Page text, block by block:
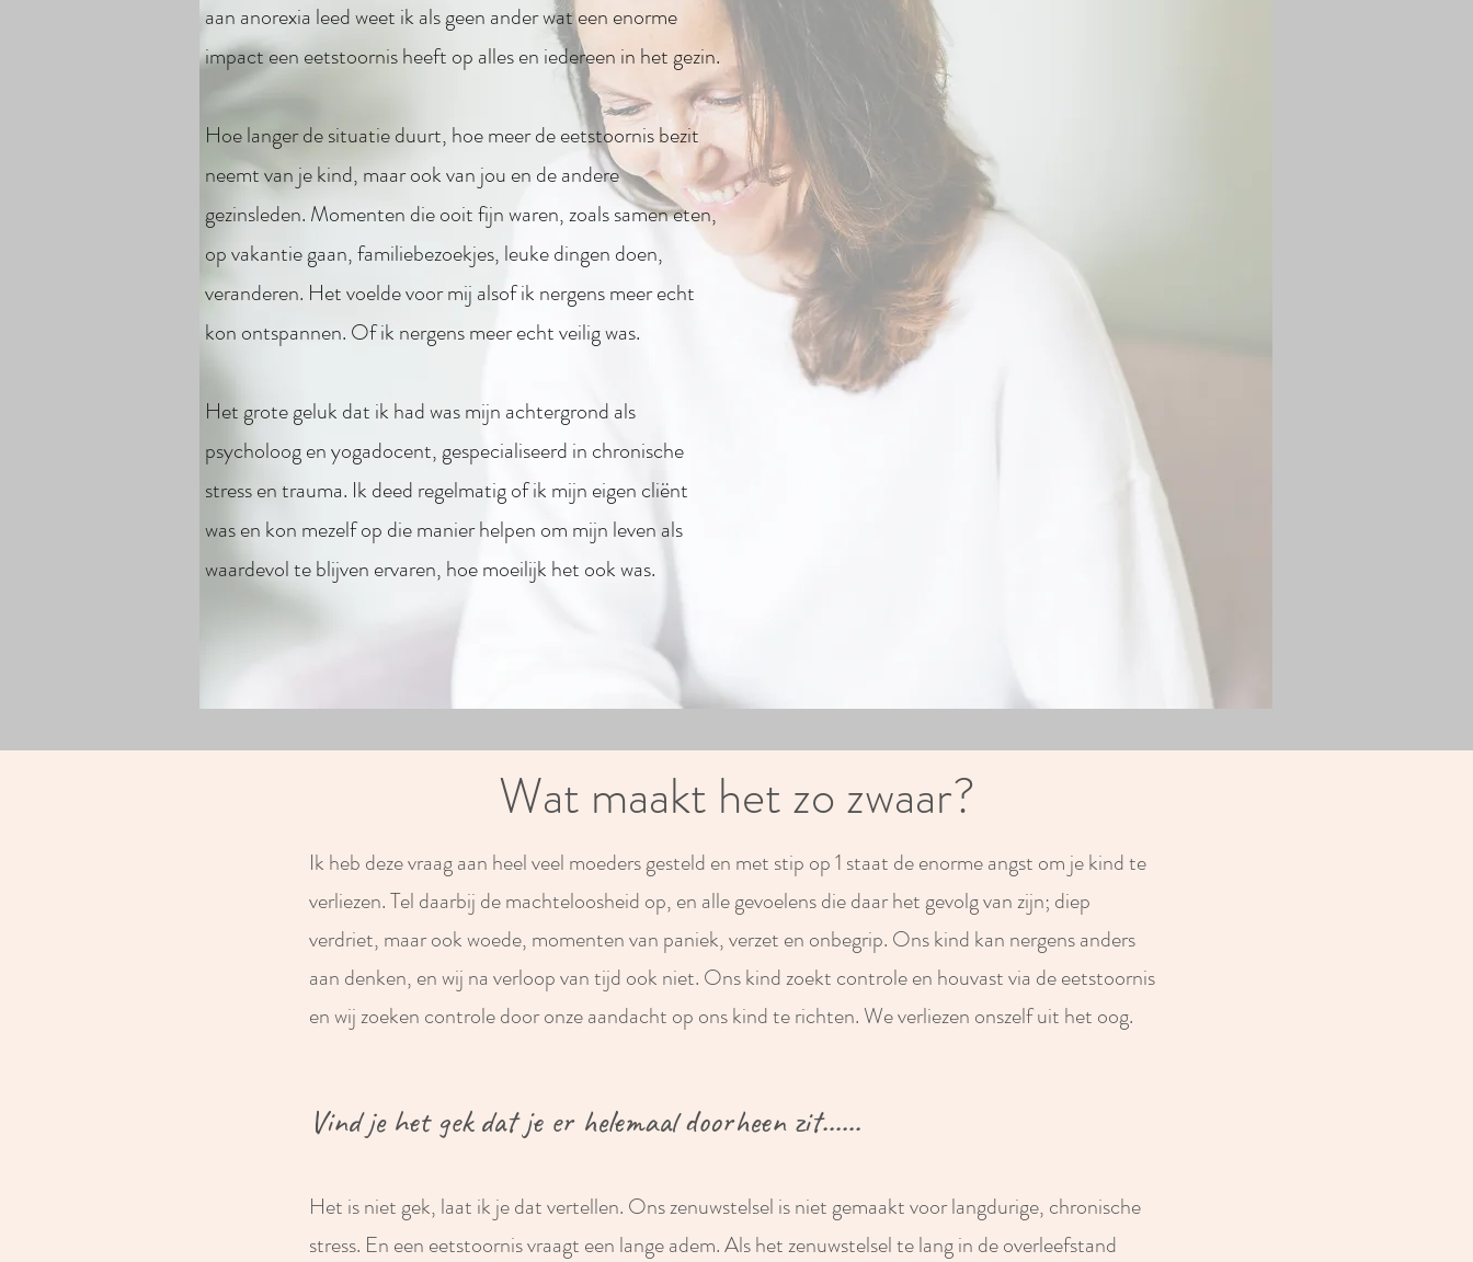
aan anorexia leed weet ik als geen ander wat een enorme
impact een eetstoornis heeft op alles en iedereen in het gezin.
Hoe langer de situatie duurt, hoe meer de eetstoornis bezit
neemt van je kind, maar ook van jou en de andere
gezinsleden. Momenten die ooit fijn waren, zoals samen eten,
op vakantie gaan, familiebezoekjes, leuke dingen doen,
veranderen. Het voelde voor mij alsof ik nergens meer echt
kon ontspannen. Of ik nergens meer echt veilig was.
Het grote geluk dat ik had was mijn achtergrond als
psycholoog en yogadocent, gespecialiseerd in chronische
stress en trauma. Ik deed regelmatig of ik mijn eigen cliënt
was en kon mezelf op die manier helpen om mijn leven als
waardevol te blijven ervaren, hoe moeilijk het ook was.
Wat maakt het zo zwaar?
Ik heb deze vraag aan heel veel moeders gesteld en met stip op 1 staat de enorme angst om je kind te
verliezen. Tel daarbij de machteloosheid op, en alle gevoelens die daar het gevolg van zijn; diep
verdriet, maar ook woede, momenten van paniek, verzet en onbegrip. Ons kind kan nergens anders
aan denken, en wij na verloop van tijd ook niet. Ons kind zoekt controle en houvast via de eetstoornis
en wij zoeken controle door onze aandacht op ons kind te richten. We verliezen onszelf uit het oog.
Vind je het gek dat je er helemaal doorheen zit......
Het is niet gek, laat ik je dat vertellen. Ons zenuwstelsel is niet gemaakt voor langdurige, chronische
stress. En een eetstoornis vraagt een lange adem. Als het zenuwstelsel te lang in de overleefstand